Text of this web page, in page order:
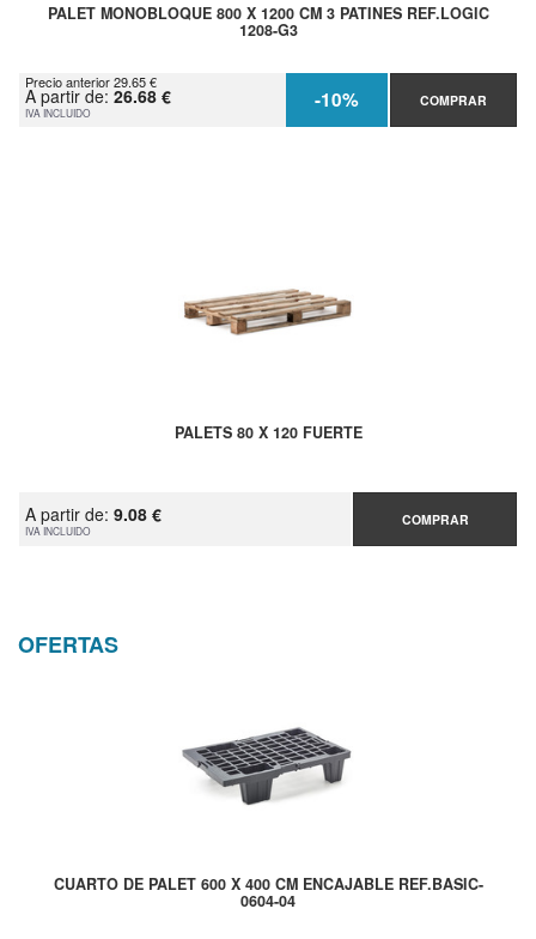
PALET MONOBLOQUE 800 X 1200 CM 3 PATINES REF.LOGIC
1208-G3
Precio anterior 29.65 €
A partir de: 26.68 €
IVA INCLUIDO -10% COMPRAR
PALETS 80 X 120 FUERTE
A partir de: 9.08 €
IVA INCLUIDO
COMPRAR
OFERTAS
CUARTO DE PALET 600 X 400 CM ENCAJABLE REF.BASIC-
0604-04